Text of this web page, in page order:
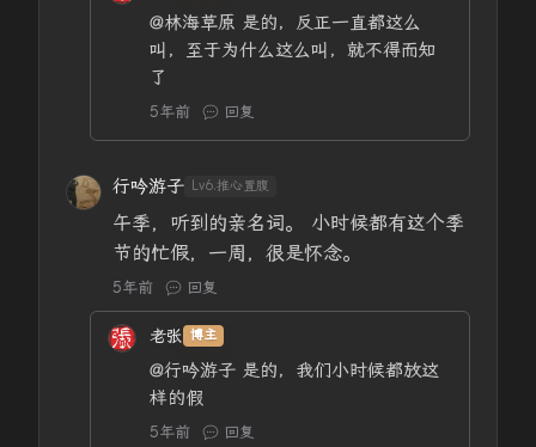
@林海草原 是的，反正一直都这么
叫，至于为什么这么叫，就不得而知
了
5年前 回复
行吟游子 Lv6.推心置腹
午季，听到的亲名词。 小时候都有这个季
节的忙假，一周，很是怀念。
5年前 回复
老张 博主
@行吟游子 是的，我们小时候都放这
样的假
5年前 回复